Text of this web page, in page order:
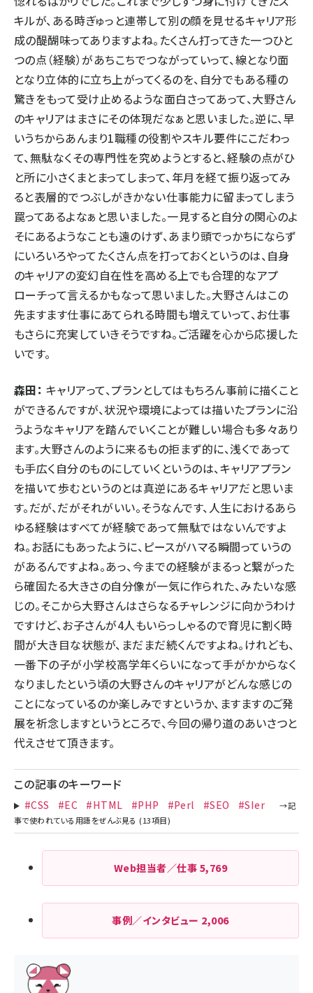
キルが、ある時ぎゅっと連帯して別の顔を見せるキャリア形
成の醍醐味ってありますよね。たくさん打ってきた一つひと
つの点（経験）があちこちでつながっていって、線となり面
となり立体的に立ち上がってくるのを、自分でもある種の
驚きをもって受け止めるような面白さってあって、大野さん
のキャリアはまさにその体現だなぁと思いました。逆に、早
いうちからあんまり1職種の役割やスキル要件にこだわっ
て、無駄なくその専門性を究めようとすると、経験の点がひ
と所に小さくまとまってしまって、年月を経て振り返ってみ
ると表層的でつぶしがきかない仕事能力に留まってしまう
罠ってあるよなぁと思いました。一見すると自分の関心のよ
そにあるようなことも遠のけず、あまり頭でっかちにならず
にいろいろやってたくさん点を打っておくというのは、自身
のキャリアの変幻自在性を高める上でも合理的なアプ
ローチって言えるかもなって思いました。大野さんはこの
先ますます仕事にあてられる時間も増えていって、お仕事
もさらに充実していきそうですね。ご活躍を心から応援した
いです。
森田： キャリアって、プランとしてはもちろん事前に描くこと
ができるんですが、状況や環境によっては描いたプランに沿
うようなキャリアを踏んでいくことが難しい場合も多々あり
ます。大野さんのように来るもの拒まず的に、浅くであって
も手広く自分のものにしていくというのは、キャリアプラン
を描いて歩むというのとは真逆にあるキャリアだと思いま
す。だが、だがそれがいい。そうなんです、人生におけるあら
ゆる経験はすべてが経験であって無駄ではないんですよ
ね。お話にもあったように、ピースがハマる瞬間っていうの
があるんですよね。あっ、今までの経験がまるっと繋がった
ら確固たる大きさの自分像が一気に作られた、みたいな感
じの。そこから大野さんはさらなるチャレンジに向かうわけ
ですけど、お子さんが4人もいらっしゃるので育児に割く時
間が大き目な状態が、まだまだ続くんですよね。けれども、
一番下の子が小学校高学年くらいになって手がかからなく
なりましたという頃の大野さんのキャリアがどんな感じの
ことになっているのか楽しみですというか、ますますのご発
展を祈念しますというところで、今回の帰り道のあいさつと
代えさせて頂きます。
この記事のキーワード
#CSS #EC #HTML #PHP #Perl #SEO #SIer
Web担当者／仕事 5,769
事例／インタビュー 2,006